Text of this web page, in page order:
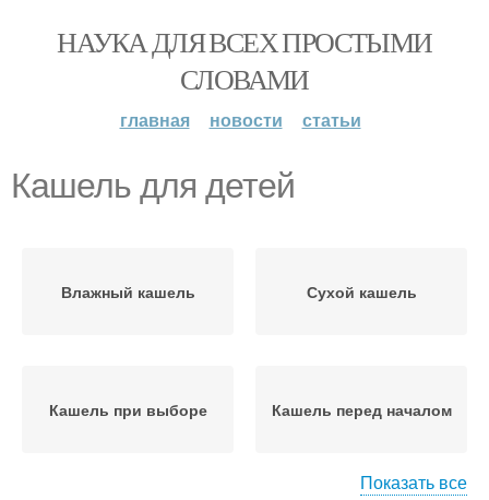
НАУКА ДЛЯ ВСЕХ ПРОСТЫМИ
СЛОВАМИ
главная новости статьи
Кашель для детей
Влажный кашель Сухой кашель
Кашель при выборе Кашель перед началом
Показать все